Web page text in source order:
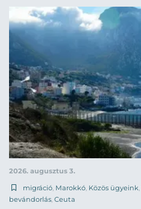
2026. augusztus 3.
migráció, Marokkó, Közös ügyeink,
bevándorlás, Ceuta